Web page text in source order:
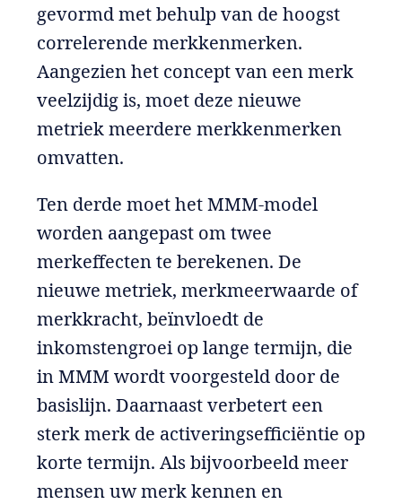
gevormd met behulp van de hoogst
correlerende merkkenmerken.
Aangezien het concept van een merk
veelzijdig is, moet deze nieuwe
metriek meerdere merkkenmerken
omvatten.
Ten derde moet het MMM-model
worden aangepast om twee
merkeffecten te berekenen. De
nieuwe metriek, merkmeerwaarde of
merkkracht, beïnvloedt de
inkomstengroei op lange termijn, die
in MMM wordt voorgesteld door de
basislijn. Daarnaast verbetert een
sterk merk de activeringsefficiëntie op
korte termijn. Als bijvoorbeeld meer
mensen uw merk kennen en